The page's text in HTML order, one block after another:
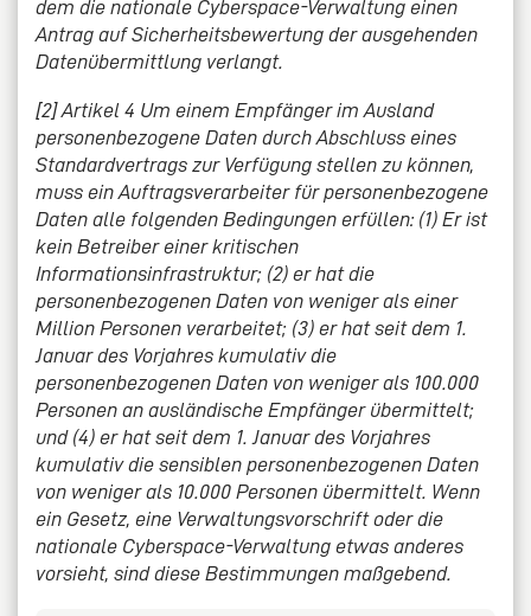
dem die nationale Cyberspace-Verwaltung einen
Antrag auf Sicherheitsbewertung der ausgehenden
Datenübermittlung verlangt.
[2] Artikel 4 Um einem Empfänger im Ausland
personenbezogene Daten durch Abschluss eines
Standardvertrags zur Verfügung stellen zu können,
muss ein Auftragsverarbeiter für personenbezogene
Daten alle folgenden Bedingungen erfüllen: (1) Er ist
kein Betreiber einer kritischen
Informationsinfrastruktur; (2) er hat die
personenbezogenen Daten von weniger als einer
Million Personen verarbeitet; (3) er hat seit dem 1.
Januar des Vorjahres kumulativ die
personenbezogenen Daten von weniger als 100.000
Personen an ausländische Empfänger übermittelt;
und (4) er hat seit dem 1. Januar des Vorjahres
kumulativ die sensiblen personenbezogenen Daten
von weniger als 10.000 Personen übermittelt. Wenn
ein Gesetz, eine Verwaltungsvorschrift oder die
nationale Cyberspace-Verwaltung etwas anderes
vorsieht, sind diese Bestimmungen maßgebend.